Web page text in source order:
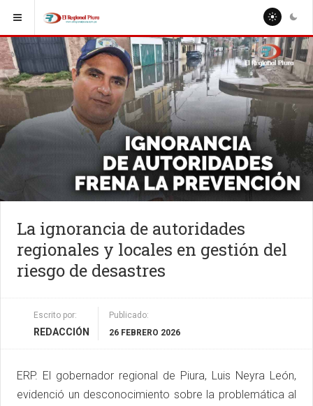
La ignorancia de autoridades
regionales y locales en gestión del
riesgo de desastres
Escrito por:
REDACCIÓN
Publicado:
26 FEBRERO 2026
ERP. El gobernador regional de Piura, Luis Neyra León,
evidenció un desconocimiento sobre la problemática al